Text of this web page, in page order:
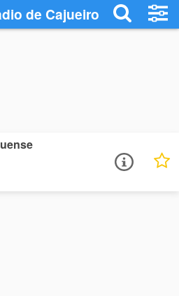
de Cajueiro